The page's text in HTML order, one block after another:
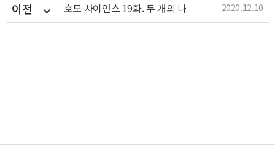
이전 호모 사이언스 19화. 두 개의 나 2020.12.10